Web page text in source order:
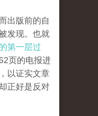
出版前的自
发现。 也就
第一层过
页的电报进
以证实文章
正好是反对